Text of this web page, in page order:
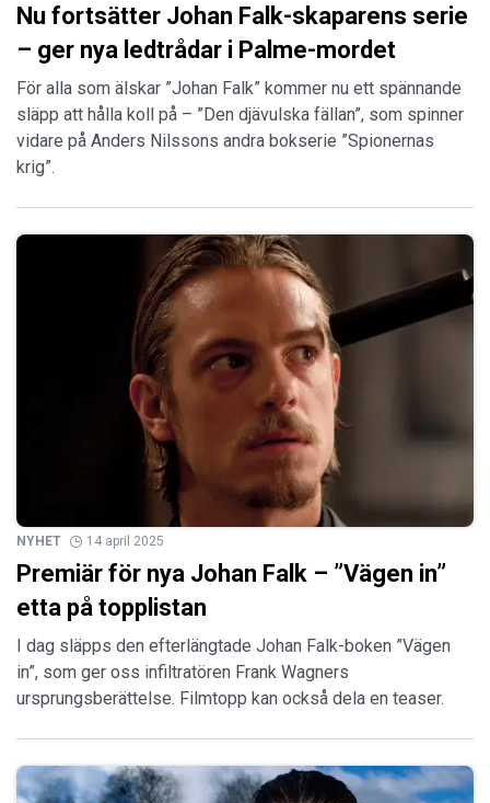
Nu fortsätter Johan Falk-skaparens serie
– ger nya ledtrådar i Palme-mordet
För alla som älskar ”Johan Falk” kommer nu ett spännande
släpp att hålla koll på – ”Den djävulska fällan”, som spinner
vidare på Anders Nilssons andra bokserie ”Spionernas
krig”.
NYHET 14 april 2025
Premiär för nya Johan Falk – ”Vägen in”
etta på topplistan
I dag släpps den efterlängtade Johan Falk-boken ”Vägen
in”, som ger oss infiltratören Frank Wagners
ursprungsberättelse. Filmtopp kan också dela en teaser.